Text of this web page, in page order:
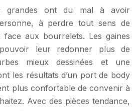
grandes ont du mal à avoir
à perdre tout sens de
aux bourrelets. Les gaines
leur redonner plus de
mieux dessinées et une
les résultats d’un port de body
plus confortable de convenir à
Avec des pièces tendance,